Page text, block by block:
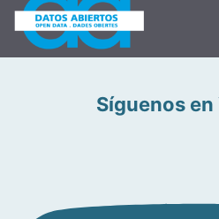
Síguenos